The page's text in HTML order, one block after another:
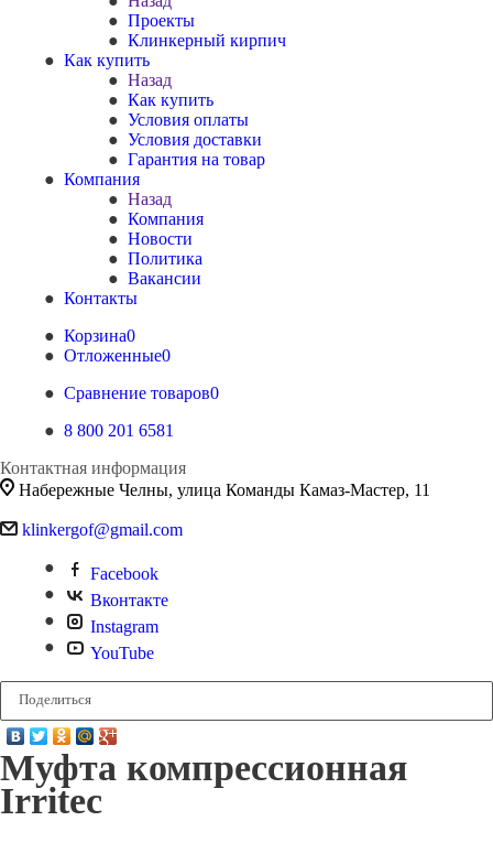
Проекты
Клинкерный кирпич
Как купить
Назад
Как купить
Условия оплаты
Условия доставки
Гарантия на товар
Компания
Назад
Компания
Новости
Политика
Вакансии
Контакты
Корзина0
Отложенные0
Сравнение товаров0
8 800 201 6581
Контактная информация
Набережные Челны, улица Команды Камаз-Мастер, 11
klinkergof@gmail.com
Facebook
Вконтакте
Instagram
YouTube
Поделиться
Муфта компрессионная
Irritec